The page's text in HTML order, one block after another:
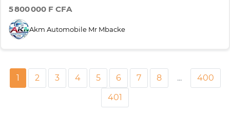
5 800 000 F CFA
Akm Automobile Mr Mbacke
1 2 3 4 5 6 7 8 ...
400
401